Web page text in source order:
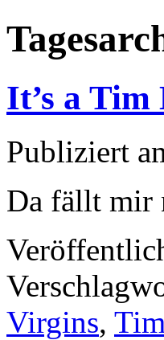
It’s a
Publiziert
Da fällt mir
Virgins,